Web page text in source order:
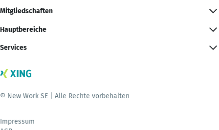
Mitgliedschaften
Hauptbereiche
Services
© New Work SE | Alle Rechte vorbehalten
Impressum